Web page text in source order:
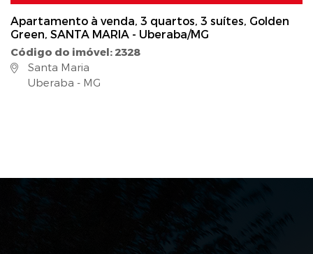
Apartamento à venda, 3 quartos, 3 suítes, Golden
Green, SANTA MARIA - Uberaba/MG
Código do imóvel: 2328
Santa Maria
Uberaba - MG